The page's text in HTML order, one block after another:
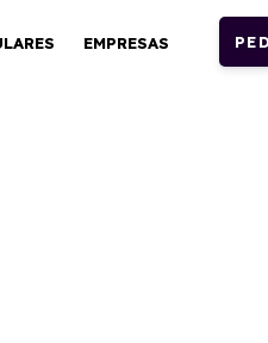
EMPRESAS